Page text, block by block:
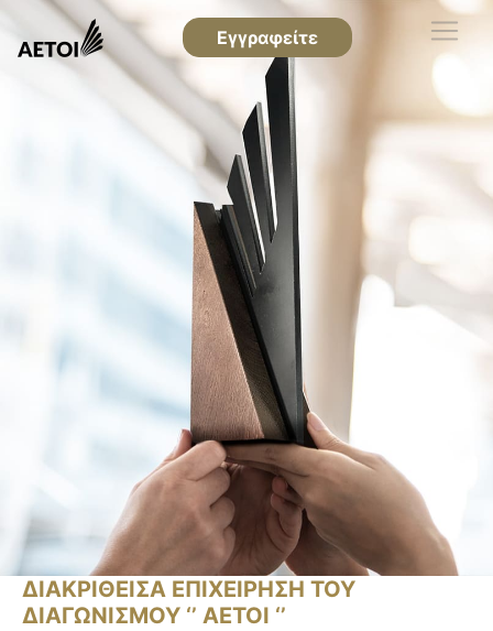
Εγγραφείτε
ΔΙΑΚΡΙΘΕΙΣΑ ΕΠΙΧΕΙΡΗΣΗ ΤΟΥ
ΔΙΑΓΩΝΙΣΜΟΥ ‘’ ΑΕΤΟΙ ‘’